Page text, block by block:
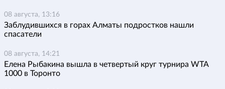
08 августа, 13:16
Заблудившихся в горах Алматы подростков нашли
спасатели
08 августа, 14:21
Елена Рыбакина вышла в четвертый круг турнира WTA
1000 в Торонто